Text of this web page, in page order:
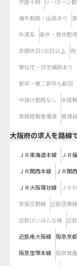
学歴不問 U・Iターン
海外勤務・出張あり
外資系 産休・育休取
年間休日120日以上 完
寮社宅・住宅補助あり
新卒・第二新卒も歓迎
中抜け勤務なし 未経
実務経験者優遇 普通
大阪府の求人を路線
ＪＲ東海道本線 ＪＲ
ＪＲ関西本線 ＪＲ関
ＪＲ大阪環状線 ＪＲ
京阪交野線 近鉄信貴線
近鉄けいはんな線 近
近鉄南大阪線 阪急京
阪急宝塚本線 阪急箕